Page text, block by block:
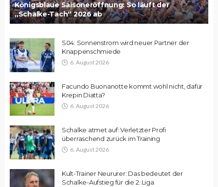
Königsblaue Saisoneröffnung: So läuft der
„Schalke-Tach“ 2026 ab
S04: Sonnenstrom wird neuer Partner der
Knappenschmiede
6. August 2026
Facundo Buonanotte kommt wohl nicht, dafür
Krepin Diatta?
6. August 2026
Schalke atmet auf: Verletzter Profi
überraschend zurück im Training
6. August 2026
Kult-Trainer Neururer: Das bedeutet der
Schalke-Aufstieg für die 2. Liga